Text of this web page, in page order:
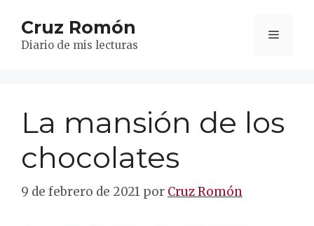
contenido
Cruz Romón
Diario de mis lecturas
Menú
La mansión de los
chocolates
9 de febrero de 2021 por Cruz Romón